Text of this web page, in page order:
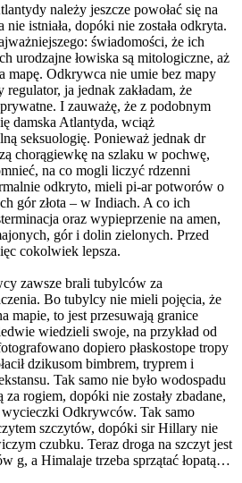
należy jeszcze powołać się na
istniała, dopóki nie została odkryta.
świadomości, że ich
urodzajne łowiska są mitologiczne, aż
mapę. Odkrywca nie umie bez mapy
regulator, ja jednak zakładam, że
I zauważę, że z podobnym
damska Atlantyda, wciąż
seksuologię. Ponieważ jednak dr
chorągiewkę na szlaku w pochwę,
na co mogli liczyć rdzenni
odkryto, mieli pi-ar potworów o
gór złota – w Indiach. A co ich
oraz wypieprzenie na amen,
gór i dolin zielonych. Przed
cokolwiek lepsza.
zawsze brali tubylców za
Bo tubylcy nie mieli pojęcia, że
mapie, to jest przesuwają granice
wiedzieli swoje, na przykład od
dopiero płaskostope tropy
dzikusom bimbrem, tryprem i
Tak samo nie było wodospadu
rogiem, dopóki nie zostały zbadane,
wycieczki Odkrywców. Tak samo
szczytów, dopóki sir Hillary nie
czubku. Teraz droga na szczyt jest
g, a Himalaje trzeba sprzątać łopatą…